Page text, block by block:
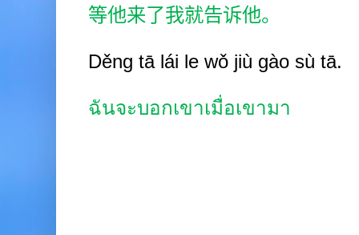
等他来了我就告诉他。
Děng tā lái le wǒ jiù gào sù tā.
ฉันจะบอกเขาเมื่อเขามา